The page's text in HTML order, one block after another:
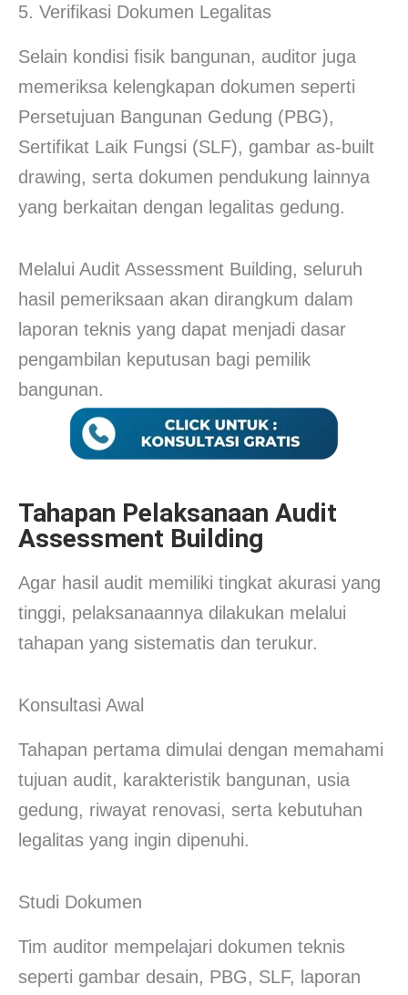
5. Verifikasi Dokumen Legalitas
Selain kondisi fisik bangunan, auditor juga
memeriksa kelengkapan dokumen seperti
Persetujuan Bangunan Gedung (PBG),
Sertifikat Laik Fungsi (SLF), gambar as-built
drawing, serta dokumen pendukung lainnya
yang berkaitan dengan legalitas gedung.
Melalui Audit Assessment Building, seluruh
hasil pemeriksaan akan dirangkum dalam
laporan teknis yang dapat menjadi dasar
pengambilan keputusan bagi pemilik
bangunan.
Tahapan Pelaksanaan Audit
Assessment Building
Agar hasil audit memiliki tingkat akurasi yang
tinggi, pelaksanaannya dilakukan melalui
tahapan yang sistematis dan terukur.
Konsultasi Awal
Tahapan pertama dimulai dengan memahami
tujuan audit, karakteristik bangunan, usia
gedung, riwayat renovasi, serta kebutuhan
legalitas yang ingin dipenuhi.
Studi Dokumen
Tim auditor mempelajari dokumen teknis
seperti gambar desain, PBG, SLF, laporan